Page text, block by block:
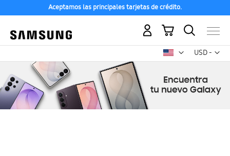
Aceptamos las principales tarjetas de crédito.
USD -
dólar
Mi carrito